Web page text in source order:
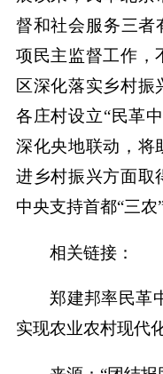
督和社会服务三者
项民主监督工作，
区深化落实乡村振
各庄村设立“民革
深化央地联动，将
进乡村振兴方面取
中央支持首都“三农
相关链接：
郑建邦率民革
实现农业农村现代